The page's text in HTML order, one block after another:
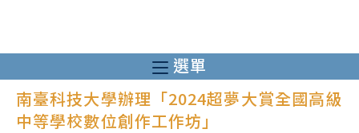
至
主
選單
南臺科技大學辦理「2024超夢大賞全國高級
中等學校數位創作工作坊」